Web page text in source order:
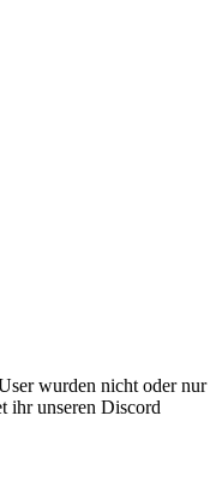
wurden nicht oder nur
ihr unseren Discord